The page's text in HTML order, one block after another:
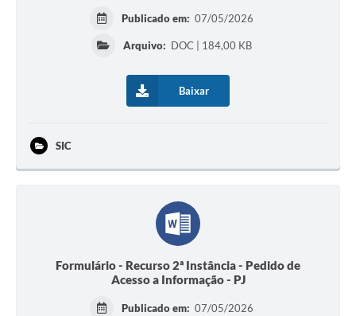
Publicado em: 07/05/2026
Arquivo: DOC | 184,00 KB
Baixar
SIC
Formulário - Recurso 2ª Instância - Pedido de
Acesso a Informação - PJ
Publicado em: 07/05/2026